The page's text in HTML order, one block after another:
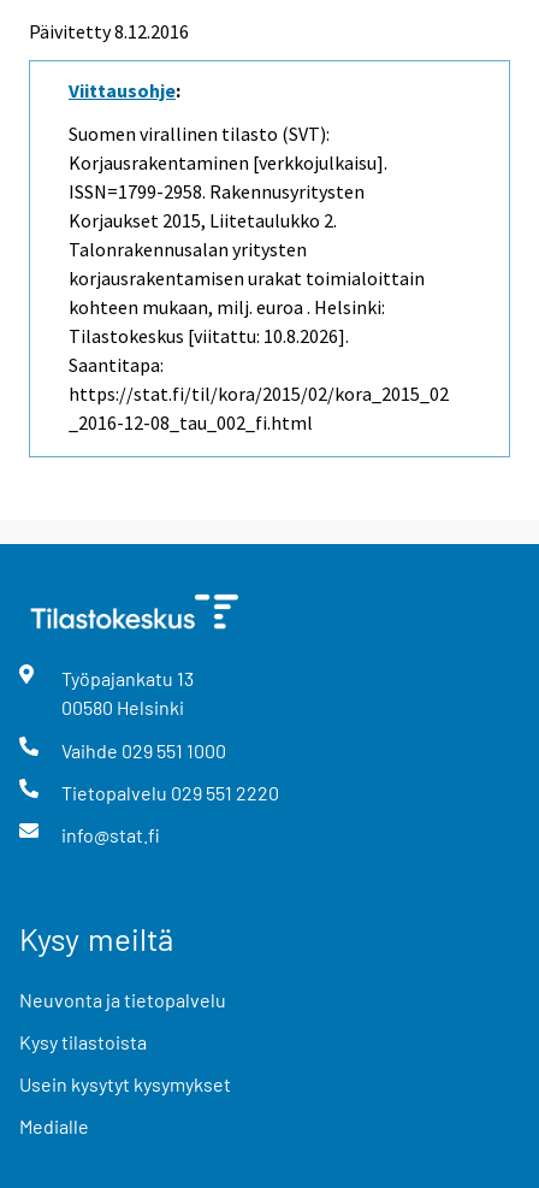
Päivitetty 8.12.2016
Viittausohje:
Suomen virallinen tilasto (SVT):
Korjausrakentaminen [verkkojulkaisu].
ISSN=1799-2958. Rakennusyritysten
Korjaukset 2015, Liitetaulukko 2.
Talonrakennusalan yritysten
korjausrakentamisen urakat toimialoittain
kohteen mukaan, milj. euroa . Helsinki:
Tilastokeskus [viitattu: 10.8.2026].
Saantitapa:
https://stat.fi/til/kora/2015/02/kora_2015_02
_2016-12-08_tau_002_fi.html
Työpajankatu 13
00580 Helsinki
Vaihde 029 551 1000
Tietopalvelu 029 551 2220
info@stat.fi
Kysy meiltä
Neuvonta ja tietopalvelu
Kysy tilastoista
Usein kysytyt kysymykset
Medialle